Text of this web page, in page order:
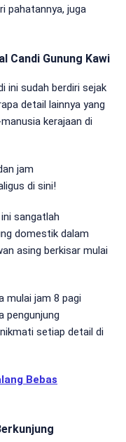
pahatannya, juga
Candi Gunung Kawi
ini sudah berdiri sejak
detail lainnya yang
kerajaan di
jam
di sini!
sangatlah
domestik dalam
asing berkisar mulai
mulai jam 8 pagi
pengunjung
setiap detail di
Bebas